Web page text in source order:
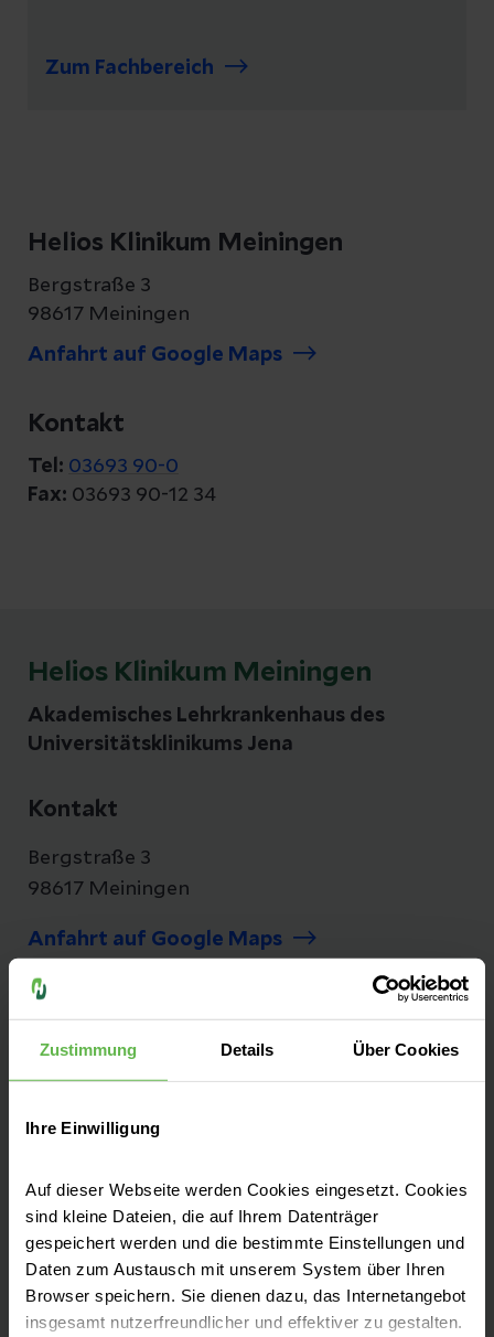
Zustimmung Details Über Cookies
Ihre Einwilligung
Auf dieser Webseite werden Cookies eingesetzt. Cookies
sind kleine Dateien, die auf Ihrem Datenträger
gespeichert werden und die bestimmte Einstellungen und
Daten zum Austausch mit unserem System über Ihren
Browser speichern. Sie dienen dazu, das Internetangebot
insgesamt nutzerfreundlicher und effektiver zu gestalten.
Zum Fachbereich
Helios Klinikum Meiningen
Bergstraße 3
98617 Meiningen
Anfahrt auf Google Maps
Kontakt
Tel: 03693 90-0
Fax: 03693 90-12 34
Helios Klinikum Meiningen
Akademisches Lehrkrankenhaus des
Universitätsklinikums Jena
Kontakt
Bergstraße 3
98617 Meiningen
Anfahrt auf Google Maps
Tel:
Patienten aus Südthüringen auf dem Berg in
Dreißigacker. Das Helios Klinikum Meiningen
ist ein Akutkrankenhaus mit regionaler und
überregionaler Versorgung und
Akademisches Lehrkrankenhaus des